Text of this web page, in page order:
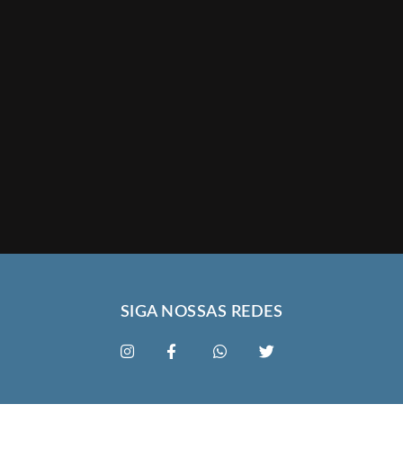
SIGA NOSSAS REDES